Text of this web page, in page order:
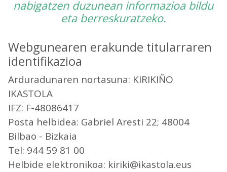
nabigatzen duzunean informazioa bildu
eta berreskuratzeko.
Webgunearen erakunde titularraren
identifikazioa
Arduradunaren nortasuna: KIRIKIÑO
IKASTOLA
IFZ: F-48086417
Posta helbidea: Gabriel Aresti 22; 48004
Bilbao - Bizkaia
Tel: 944 59 81 00
Helbide elektronikoa: kiriki@ikastola.eus